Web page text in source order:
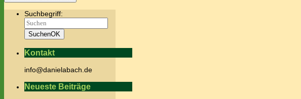
Suchbegriff:
SuchenOK
Kontakt
info@danielabach.de
Neueste Beiträge